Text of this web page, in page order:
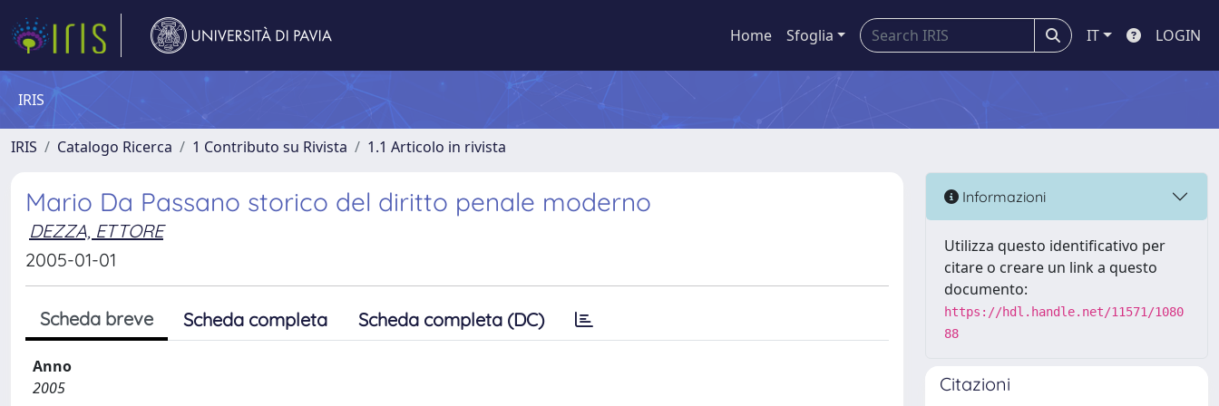
Home Sfoglia IT LOGIN
IRIS
IRIS Catalogo Ricerca 1 Contributo su Rivista 1.1 Articolo in rivista
Mario Da Passano storico del diritto penale moderno
DEZZA, ETTORE
2005-01-01
Scheda breve Scheda completa Scheda completa (DC)
Anno
2005
Informazioni
Utilizza questo identificativo per
citare o creare un link a questo
documento:
https://hdl.handle.net/11571/1080
88
Citazioni